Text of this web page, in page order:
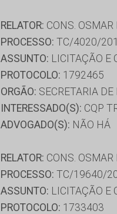
RELATOR: CONS.
PROCESSO: TC/4020/
ASSUNTO: LICITAÇÃO E
PROTOCOLO: 1792465
ORGÃO: SECRETARIA
INTERESSADO(S): CQP
ADVOGADO(S): NÃO HÁ
RELATOR: CONS.
PROCESSO: TC/19640/
ASSUNTO: LICITAÇÃO E
PROTOCOLO: 1733403